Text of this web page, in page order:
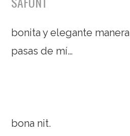
bonita y elegante
pasas de mí…
bona nit.